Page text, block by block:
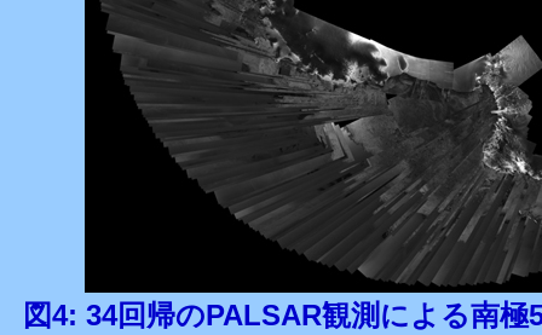
図4: 34回帰のPALSAR観測による南